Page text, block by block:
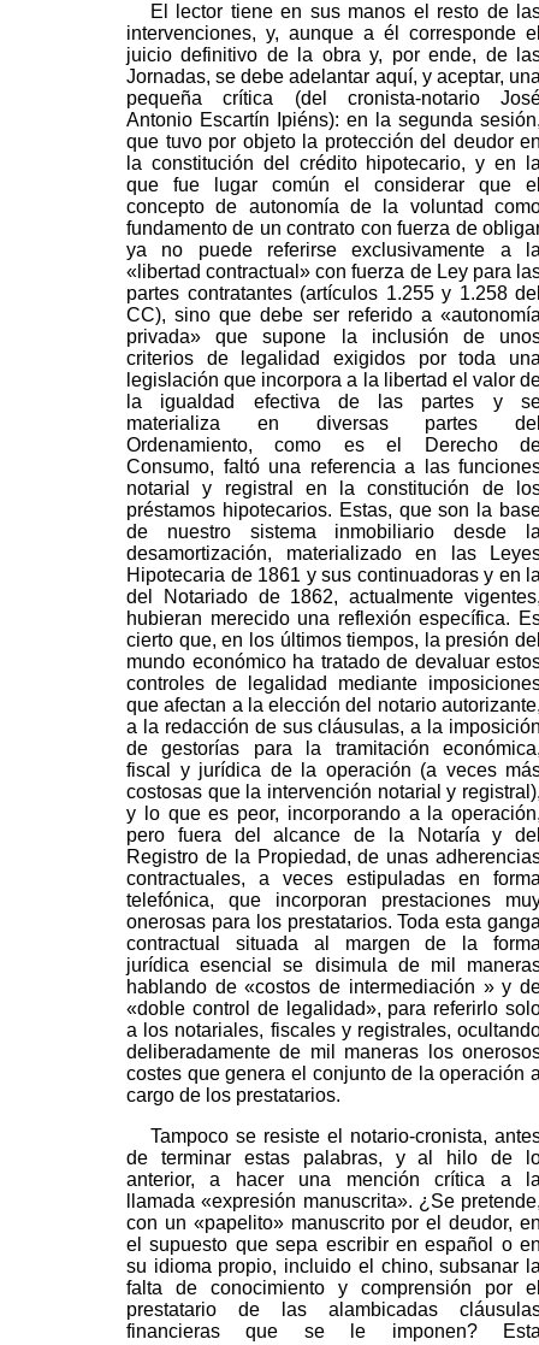
El lector tiene en sus manos el resto de
intervenciones, y, aunque a él corresponde
juicio definitivo de la obra y, por ende, de
Jornadas, se debe adelantar aquí, y aceptar,
pequeña crítica (del cronista-notario
Antonio Escartín Ipiéns): en la segunda
que tuvo por objeto la protección del deudor
la constitución del crédito hipotecario, y en
que fue lugar común el considerar que
concepto de autonomía de la voluntad
fundamento de un contrato con fuerza de
ya no puede referirse exclusivamente a
«libertad contractual» con fuerza de Ley para
partes contratantes (artículos 1.255 y 1.258
CC), sino que debe ser referido a
privada» que supone la inclusión de
criterios de legalidad exigidos por toda
legislación que incorpora a la libertad el valor
la igualdad efectiva de las partes y
materializa en diversas partes
Ordenamiento, como es el Derecho
Consumo, faltó una referencia a las
notarial y registral en la constitución de
préstamos hipotecarios. Estas, que son la
de nuestro sistema inmobiliario desde
desamortización, materializado en las
Hipotecaria de 1861 y sus continuadoras y en
del Notariado de 1862, actualmente
hubieran merecido una reflexión específica.
cierto que, en los últimos tiempos, la presión
mundo económico ha tratado de devaluar
controles de legalidad mediante
que afectan a la elección del notario
a la redacción de sus cláusulas, a la
de gestorías para la tramitación
fiscal y jurídica de la operación (a veces
costosas que la intervención notarial y
y lo que es peor, incorporando a la
pero fuera del alcance de la Notaría y
Registro de la Propiedad, de unas
contractuales, a veces estipuladas en
telefónica, que incorporan prestaciones
onerosas para los prestatarios. Toda esta
contractual situada al margen de la
jurídica esencial se disimula de mil
hablando de «costos de intermediación » y
«doble control de legalidad», para referirlo
a los notariales, fiscales y registrales,
deliberadamente de mil maneras los
costes que genera el conjunto de la operación
cargo de los prestatarios.
Tampoco se resiste el notario-cronista,
de terminar estas palabras, y al hilo de
anterior, a hacer una mención crítica a
llamada «expresión manuscrita». ¿Se
con un «papelito» manuscrito por el deudor,
el supuesto que sepa escribir en español o
su idioma propio, incluido el chino, subsanar
falta de conocimiento y comprensión por
prestatario de las alambicadas
financieras que se le imponen?